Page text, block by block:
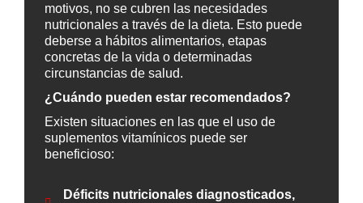
motivos, no se cubren las necesidades
nutricionales a través de la dieta. Esto puede
deberse a hábitos alimentarios, etapas
concretas de la vida o determinadas
circunstancias de salud.
¿Cuándo pueden estar recomendados?
Existen situaciones en las que el uso de
suplementos vitamínicos puede ser
beneficioso:
Déficits nutricionales diagnosticados,